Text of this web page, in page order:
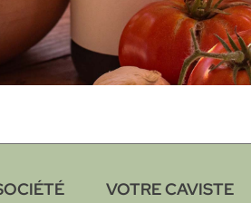
VOTRE CAVISTE